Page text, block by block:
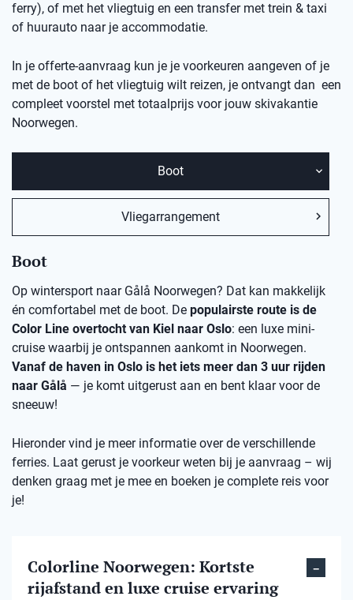
ferry), of met het vliegtuig en een transfer met trein & taxi
of huurauto naar je accommodatie.
In je offerte-aanvraag kun je je voorkeuren aangeven of je
met de boot of het vliegtuig wilt reizen, je ontvangt dan een
compleet voorstel met totaalprijs voor jouw skivakantie
Noorwegen.
Boot
Vliegarrangement
Boot
Op wintersport naar Gålå Noorwegen? Dat kan makkelijk
én comfortabel met de boot. De populairste route is de
Color Line overtocht van Kiel naar Oslo: een luxe mini-
cruise waarbij je ontspannen aankomt in Noorwegen.
Vanaf de haven in Oslo is het iets meer dan 3 uur rijden
naar Gålå — je komt uitgerust aan en bent klaar voor de
sneeuw!
Hieronder vind je meer informatie over de verschillende
ferries. Laat gerust je voorkeur weten bij je aanvraag – wij
denken graag met je mee en boeken je complete reis voor
je!
Colorline Noorwegen: Kortste
rijafstand en luxe cruise ervaring